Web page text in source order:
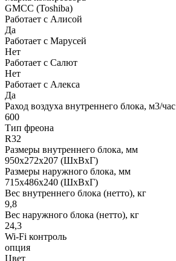
GMCC (Toshiba)
Работает с Алисой
Да
Работает с Марусей
Нет
Работает с Салют
Нет
Работает с Алекса
Да
Раход воздуха внутреннего блока, м3/час
600
Тип фреона
R32
Размеры внутреннего блока, мм
950x272x207 (ШхВхГ)
Размеры наружного блока, мм
715x486x240 (ШхВхГ)
Вес внутреннего блока (нетто), кг
9,8
Вес наружного блока (нетто), кг
24,3
Wi-Fi контроль
опция
Цвет